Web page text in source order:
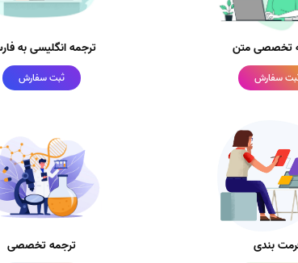
تخصصی متن
سفارش
ترجمه انگلیسی به
ثبت سفارش
بندی ترجمه تخصصی